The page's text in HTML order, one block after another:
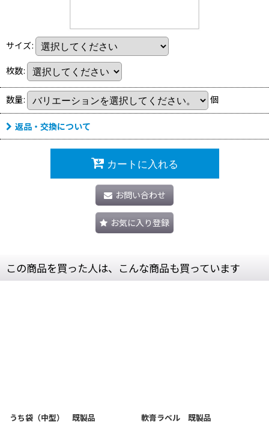
サイズ:
枚数:
数量: 個
返品・交換について
カートに入れる
お問い合わせ
お気に入り登録
この商品を買った人は、こんな商品も買っています
うち袋（中型） 既製品
軟膏ラベル 既製品